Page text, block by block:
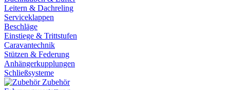
Leitern & Dachreling
Serviceklappen
Beschläge
Einstiege & Trittstufen
Caravantechnik
Stützen & Federung
Anhängerkupplungen
Schließsysteme
Zubehör